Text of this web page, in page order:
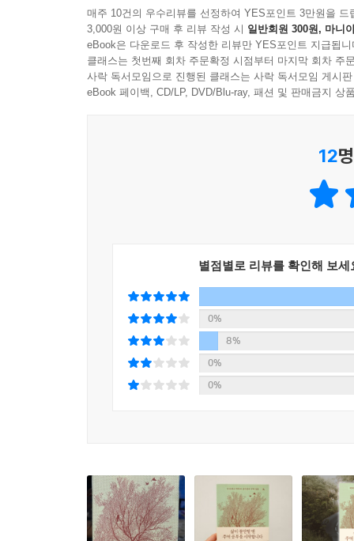
지혜가 담겨 있기 때문이다. 공자처럼 우리도 큰
“불안은 자신이 삶의 주체라는 증거다.”
주역은 불안에 지지 않고 자신의 길을 가도록 돕는
팔괘가 어떤 의미를 갖는지 설명하고, 이 팔괘가
삶이 정처 없이 표류한다고 느낄 때다. ‘나는 이
저자는 《주역》이 ‘군자’라는 주인공이 인생
권모술수를 택할 때도 있다. 불안을 느끼기도 하
우리도 《주역》의 주인공이다.
한 번도 가본 적 없는 곳을 갈 때는 불안한 것이
중에 만나게 될 모든 길에 대한 정보를 수집한 《
심리학자 카를 융은 《주역》의 팬이었다. 《주
있다는 《주역》의 사상을 자신의 책에 쓰기도
들어 있다는 사실을 알고는 이후 기사 작위를 받을
매주 10건의 우수리뷰를 선정하여 YES포인트 3만원을 드
3,000원 이상 구매 후 리뷰 작성 시 일반회원 300원, 마니
eBook은 다운로드 후 작성한 리뷰만 YES포인트 지급됩니
클래스는 첫번째 회차 주문확정 시점부터 마지막 회차 주
사락 독서모임으로 진행된 클래스는 사락 독서모임 게시
eBook 페이백, CD/LP, DVD/Blu-ray, 패션 및 판매금지 상
12
별점별로 리뷰를 확인해 보세
0%
8%
0%
0%